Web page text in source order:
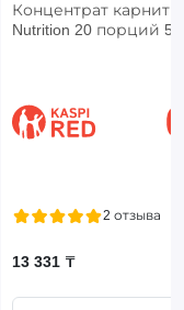
Концентрат
Nutrition 20 порций
2 отзыва
13 331 ₸